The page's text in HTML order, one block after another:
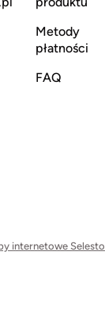
Metody
płatności
FAQ
internetowe Selesto